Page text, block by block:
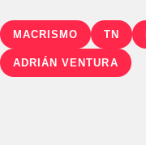
MACRISMO TN
ADRIÁN VENTURA